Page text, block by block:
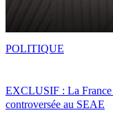
EXCLUSIF : La France
controversée au SEAE
POLITIQUE